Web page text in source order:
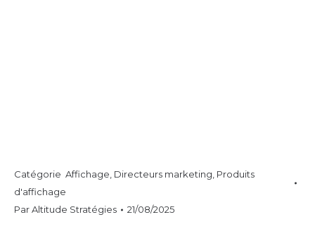
Catégorie Affichage Directeurs marketing Produits
d'affichage
ParAltitude Stratégies 21/08/2025